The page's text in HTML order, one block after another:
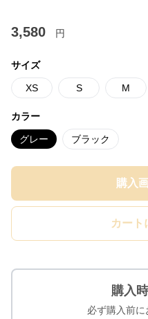
3,580 円
サイズ
XS S M
カラー
グレー ブラック
購入
カート
購入
必ず購入前に